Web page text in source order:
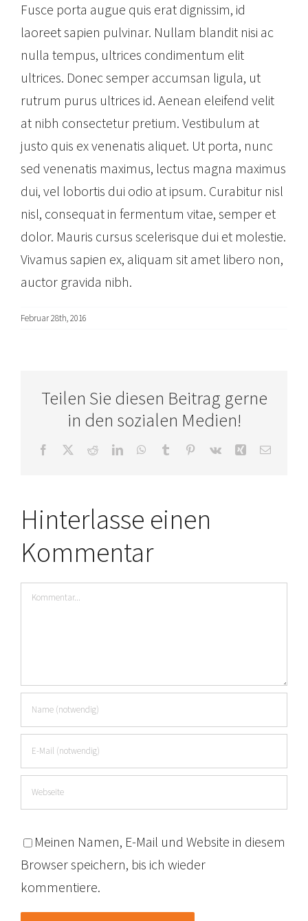
Fusce porta augue quis erat dignissim, id
laoreet sapien pulvinar. Nullam blandit nisi ac
nulla tempus, ultrices condimentum elit
ultrices. Donec semper accumsan ligula, ut
rutrum purus ultrices id. Aenean eleifend velit
at nibh consectetur pretium. Vestibulum at
justo quis ex venenatis aliquet. Ut porta, nunc
sed venenatis maximus, lectus magna maximus
dui, vel lobortis dui odio at ipsum. Curabitur nisl
nisl, consequat in fermentum vitae, semper et
dolor. Mauris cursus scelerisque dui et molestie.
Vivamus sapien ex, aliquam sit amet libero non,
auctor gravida nibh.
Februar 28th, 2016
Teilen Sie diesen Beitrag gerne
in den sozialen Medien!
Facebook RedditLinkedInWhatsApp
Tumblr Pinterest
Vk Xing E-
Hinterlasse einen
Kommentar
Kommentar
Meinen Namen, E-Mail und Website in diesem
Browser speichern, bis ich wieder
kommentiere.